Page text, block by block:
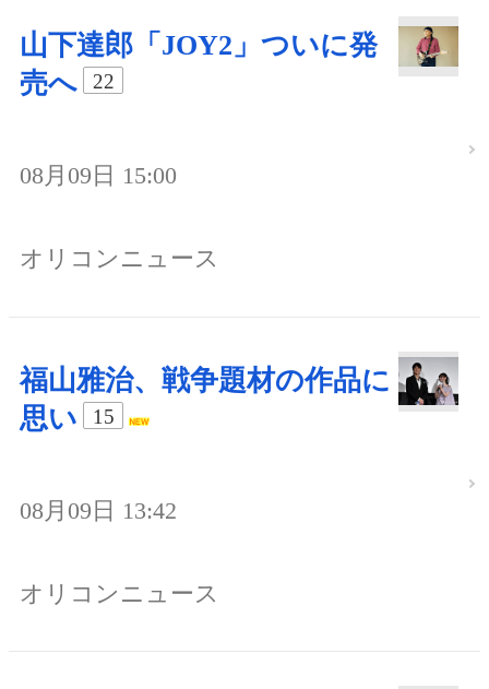
山下達郎「JOY2」ついに発
売へ
22
08月09日 15:00
オリコンニュース
福山雅治、戦争題材の作品に
思い
15
08月09日 13:42
オリコンニュース